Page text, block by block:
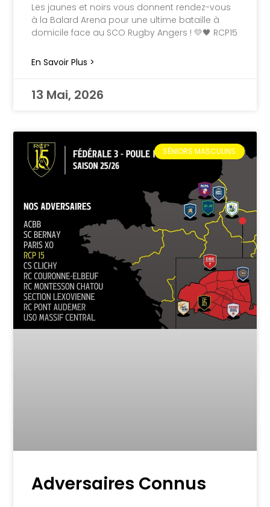
Les jaunes et noirs vous donnent rendez-vous
à la Balard Arena pour une ultime bataille à
domicile face au SCO Rugby Angers ! 💛🖤 RCP15
En Savoir Plus >
13 Mai, 2026
SÉNIORS MASCULINS
Adversaires Connus